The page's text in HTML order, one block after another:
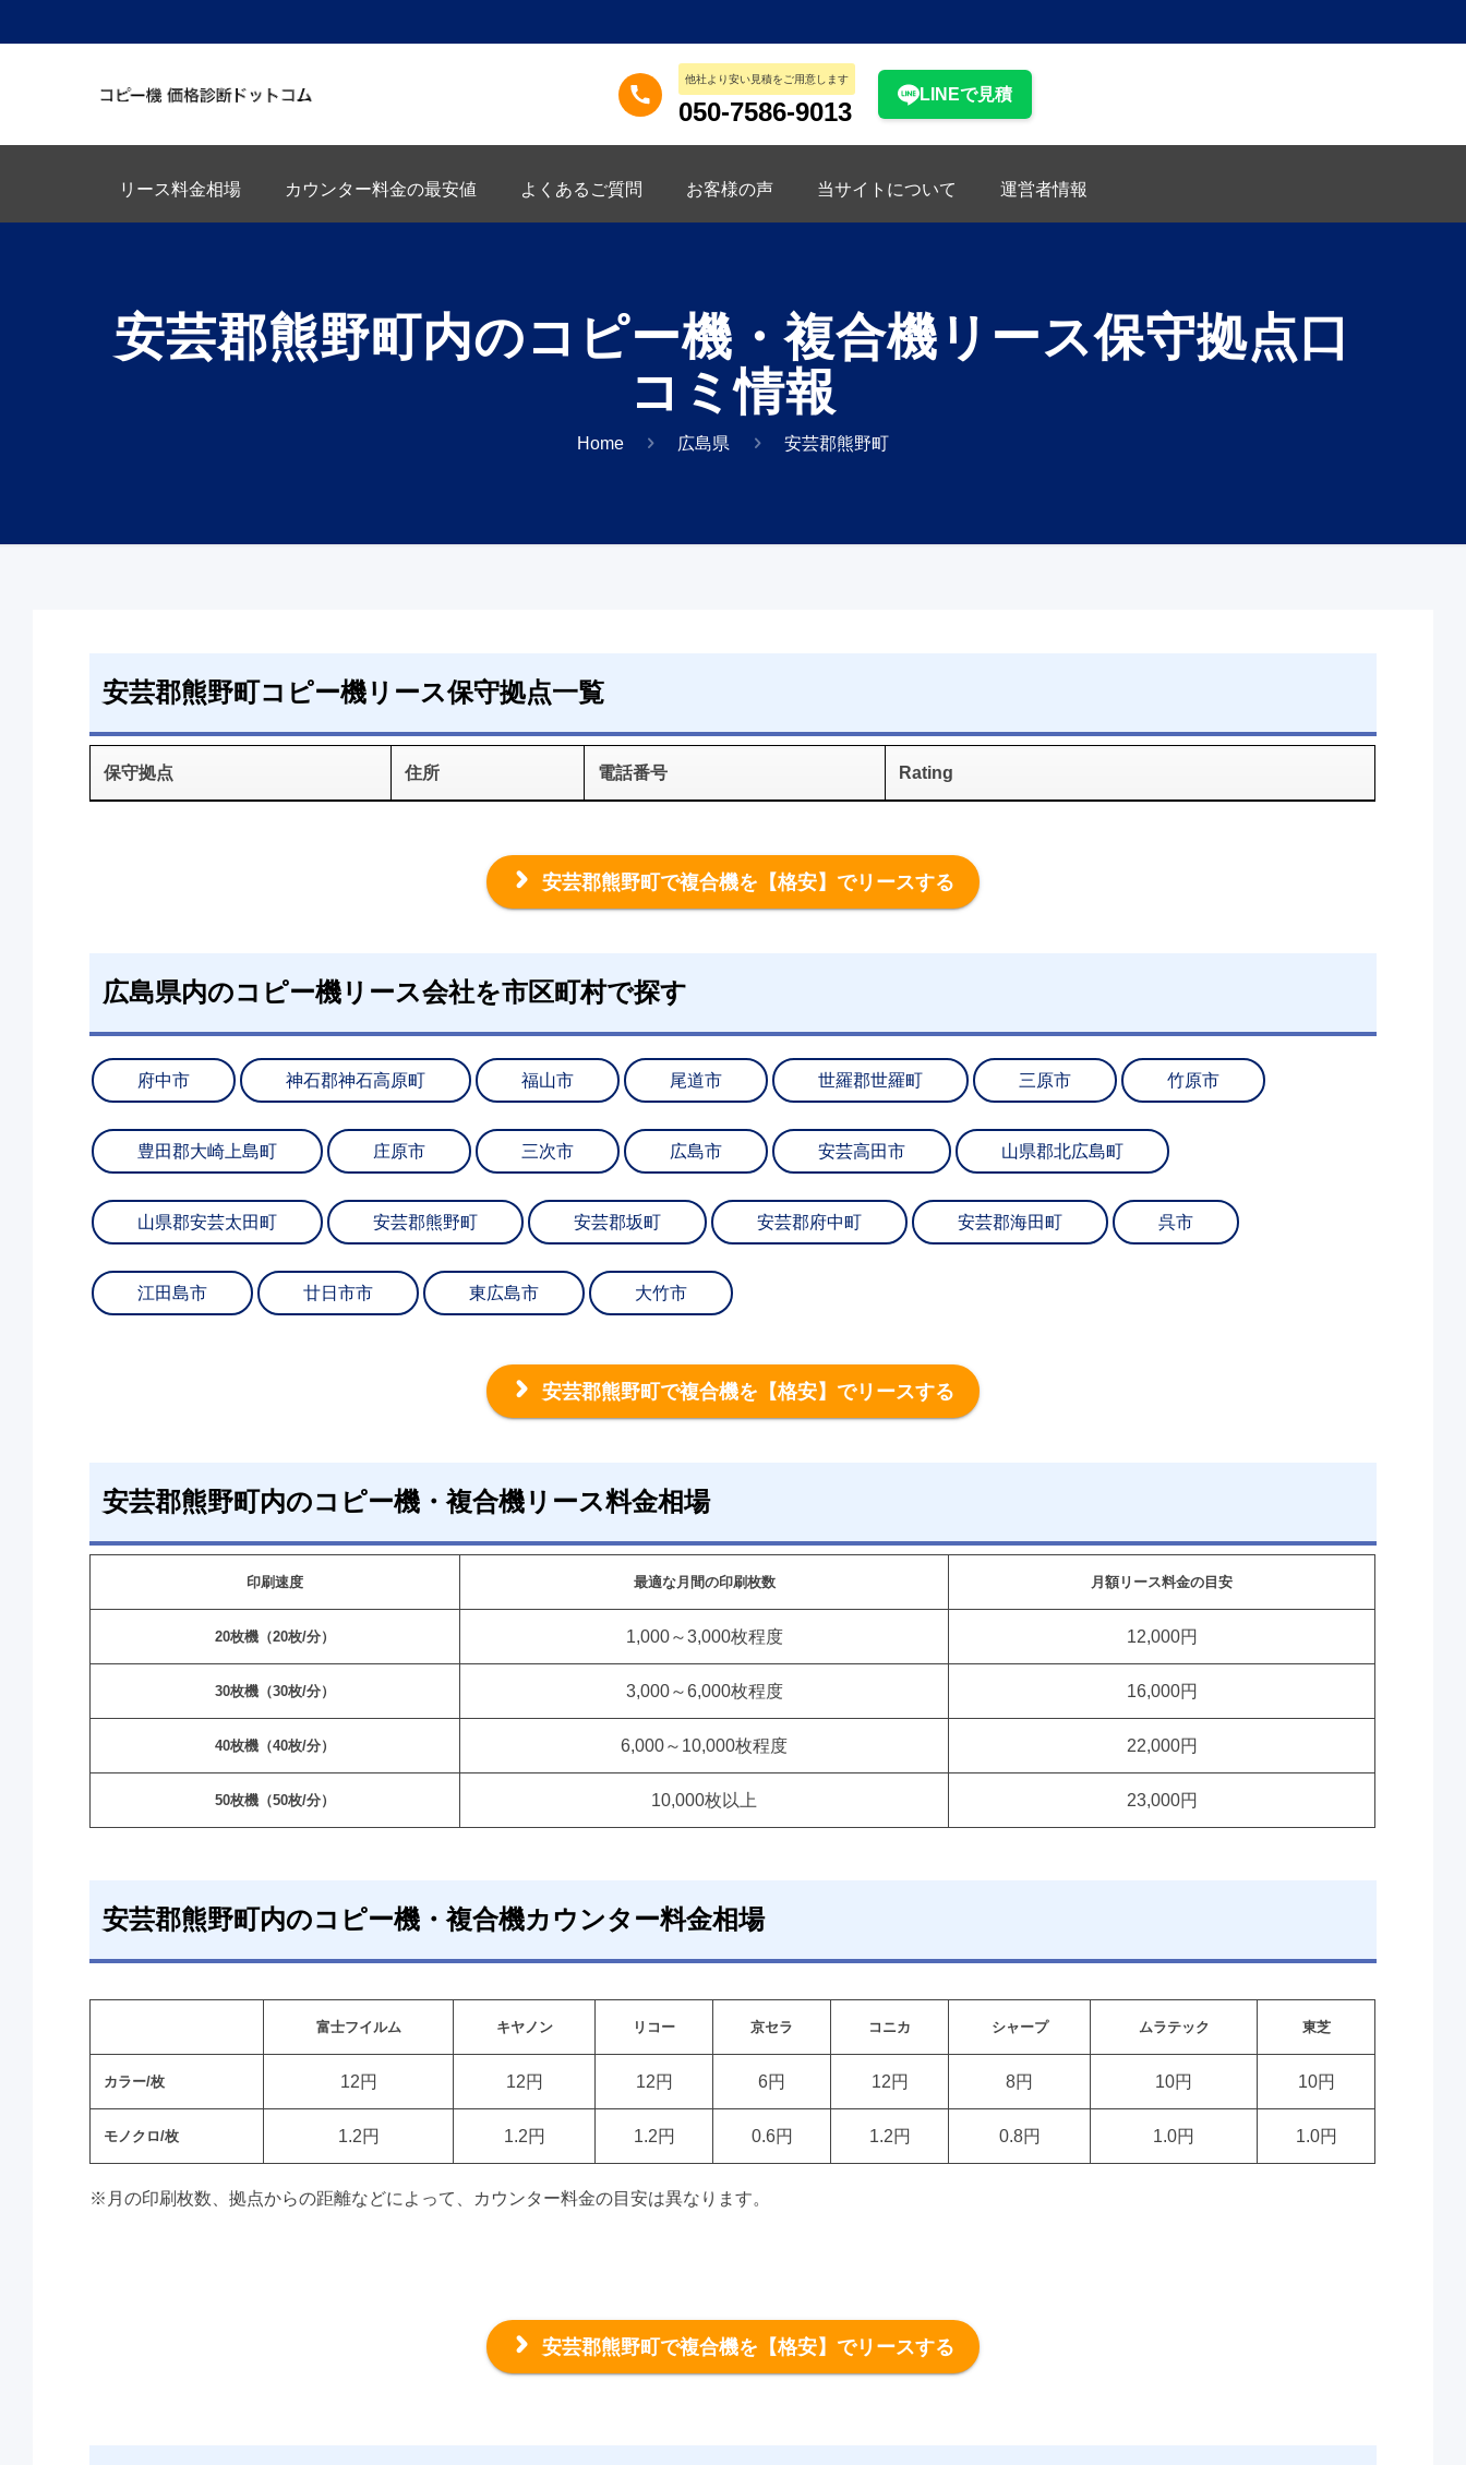
他社より安い見積をご用意します
050-7586-9013
LINEで見積
リース料金相場 カウンター料金の最安値 よくあるご質問 お客様の声 当サイトについて 運営者情報
安芸郡熊野町内のコピー機・複合機リース保守拠点口
コミ情報
Home 広島県 安芸郡熊野町
安芸郡熊野町コピー機リース保守拠点一覧
保守拠点 住所 電話番号 Rating
安芸郡熊野町で複合機を 【格安】でリースする
広島県内のコピー機リース会社を市区町村で探す
府中市 神石郡神石高原町 福山市 尾道市 世羅郡世羅町 三原市 竹原市
豊田郡大崎上島町 庄原市 三次市 広島市 安芸高田市 山県郡北広島町
山県郡安芸太田町 安芸郡熊野町 安芸郡坂町 安芸郡府中町 安芸郡海田町 呉市
江田島市 廿日市市 東広島市 大竹市
安芸郡熊野町で複合機を 【格安】でリースする
安芸郡熊野町内のコピー機・複合機リース料金相場
印刷速度 最適な月間の印刷枚数 月額リース料金の目安
20枚機（20枚/分） 1,000～3,000枚程度 12,000円
30枚機（30枚/分） 3,000～6,000枚程度 16,000円
40枚機（40枚/分） 6,000～10,000枚程度 22,000円
50枚機（50枚/分） 10,000枚以上 23,000円
安芸郡熊野町内のコピー機・複合機カウンター料金相場
富士フイルム キヤノン リコー 京セラ コニカ シャープ ムラテック 東芝
カラー/枚 12円 12円 12円 6円 12円 8円 10円 10円
モノクロ/枚 1.2円 1.2円 1.2円 0.6円 1.2円 0.8円 1.0円 1.0円
※月の印刷枚数、拠点からの距離などによって、カウンター料金の目安は異なります。
安芸郡熊野町で複合機を 【格安】でリースする